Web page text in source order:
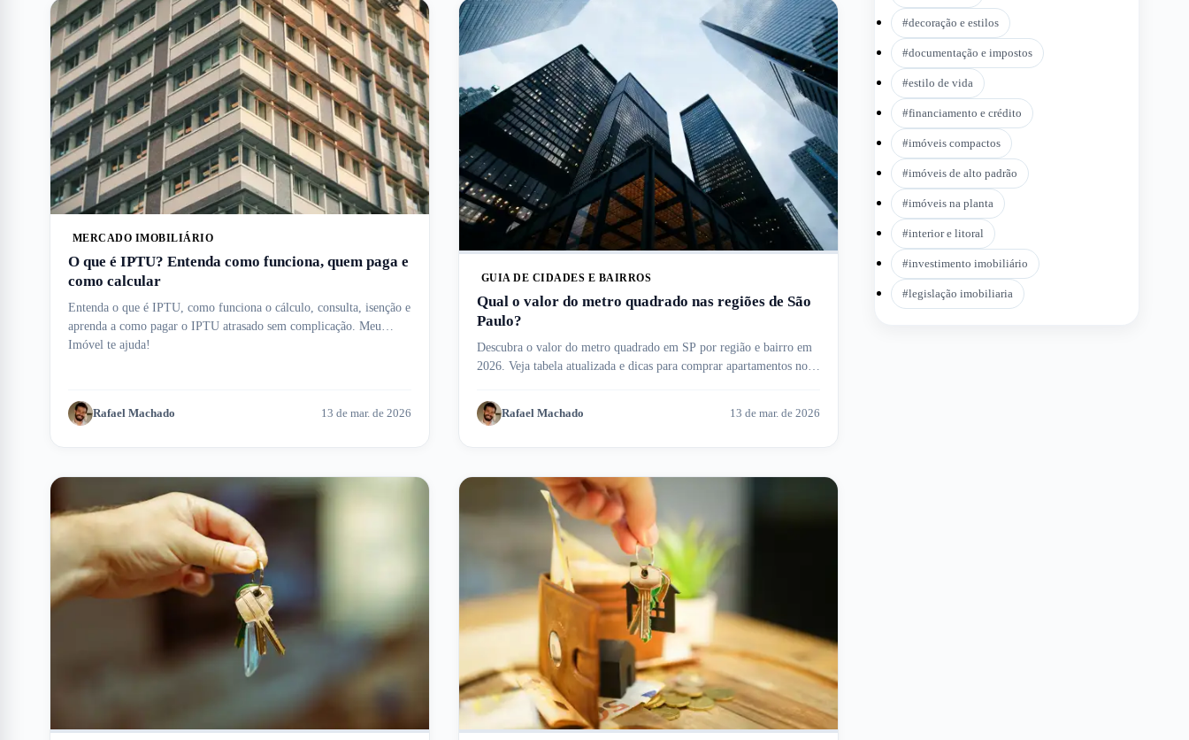
MERCADO IMOBILIÁRIO
O que é IPTU? Entenda como funciona, quem paga e
como calcular
Entenda o que é IPTU, como funciona o cálculo, consulta, isenção e
aprenda a como pagar o IPTU atrasado sem complicação. Meu
Imóvel te ajuda!
Rafael Machado 13 de mar. de 2026
GUIA DE CIDADES E BAIRROS
Qual o valor do metro quadrado nas regiões de São
Paulo?
Descubra o valor do metro quadrado em SP por região e bairro em
2026. Veja tabela atualizada e dicas para comprar apartamentos no
Rafael Machado 13 de mar. de 2026
#decoração e estilos
#documentação e impostos
#estilo de vida
#financiamento e crédito
#imóveis compactos
#imóveis de alto padrão
#imóveis na planta
#interior e litoral
#investimento imobiliário
#legislação imobiliaria